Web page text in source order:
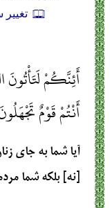
أَئِنَّكُمْ لَتَأْتُونَ
أَنْتُمْ قَوْمٌ
آيا شما به جاى
[نه] بلكه شما